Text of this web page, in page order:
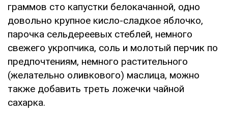
граммов сто капустки белокачанной, одно
довольно крупное кисло-сладкое яблочко,
парочка сельдереевых стеблей, немного
свежего укропчика, соль и молотый перчик по
предпочтениям, немного растительного
(желательно оливкового) маслица, можно
также добавить треть ложечки чайной
сахарка.